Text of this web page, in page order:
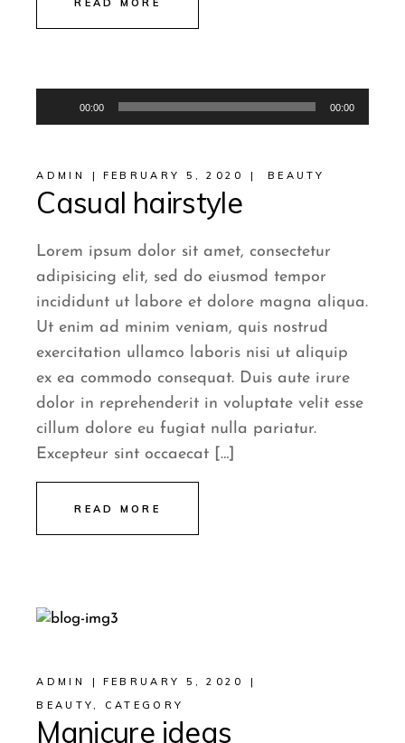
Player
00:00 00:00
ADMIN FEBRUARY 5, 2020 BEAUTY
Casual hairstyle
Lorem ipsum dolor sit amet, consectetur
adipisicing elit, sed do eiusmod tempor
incididunt ut labore et dolore magna aliqua.
Ut enim ad minim veniam, quis nostrud
exercitation ullamco laboris nisi ut aliquip
ex ea commodo consequat. Duis aute irure
dolor in reprehenderit in voluptate velit esse
cillum dolore eu fugiat nulla pariatur.
Excepteur sint occaecat […]
READ MORE
ADMIN
FEBRUARY 5, 2020
BEAUTY
CATEGORY
Manicure ideas